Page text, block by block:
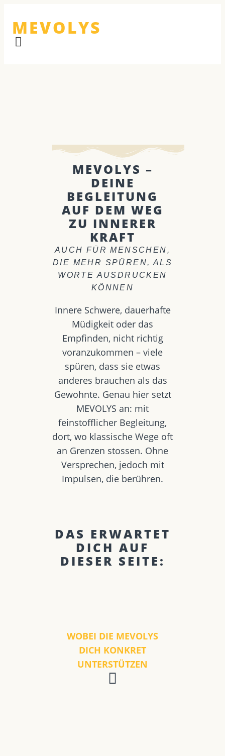
MEVOLYS
MEVOLYS –
DEINE
BEGLEITUNG
AUF DEM WEG
ZU INNERER
KRAFT
AUCH FÜR MENSCHEN,
DIE MEHR SPÜREN, ALS
WORTE AUSDRÜCKEN
KÖNNEN
Innere Schwere, dauerhafte
Müdigkeit oder das
Empfinden, nicht richtig
voranzukommen – viele
spüren, dass sie etwas
anderes brauchen als das
Gewohnte. Genau hier setzt
MEVOLYS an: mit
feinstofflicher Begleitung,
dort, wo klassische Wege oft
an Grenzen stossen. Ohne
Versprechen, jedoch mit
Impulsen, die berühren.
DAS ERWARTET
DICH AUF
DIESER SEITE:
WOBEI DIE MEVOLYS
DICH KONKRET
UNTERSTÜTZEN